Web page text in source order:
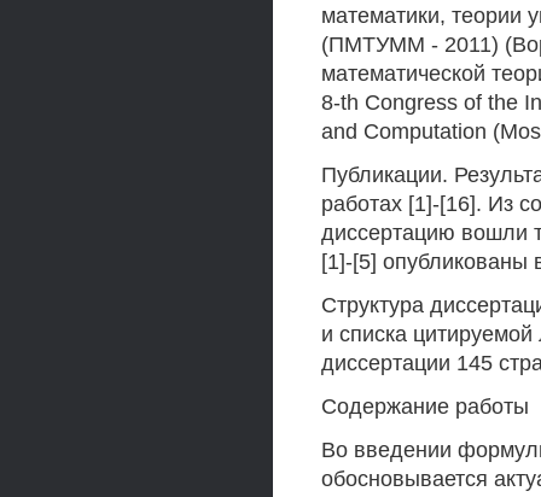
математики, теории
(ПМТУММ - 2011)
математической
8-th Congress of the
and Computation
Публикации.
работах [1]-[16]. Из
диссертацию вошли
[1]-[5] опубликованы
Структура
и списка
диссертации 145
Содержание работы
Во введении
обосновывается